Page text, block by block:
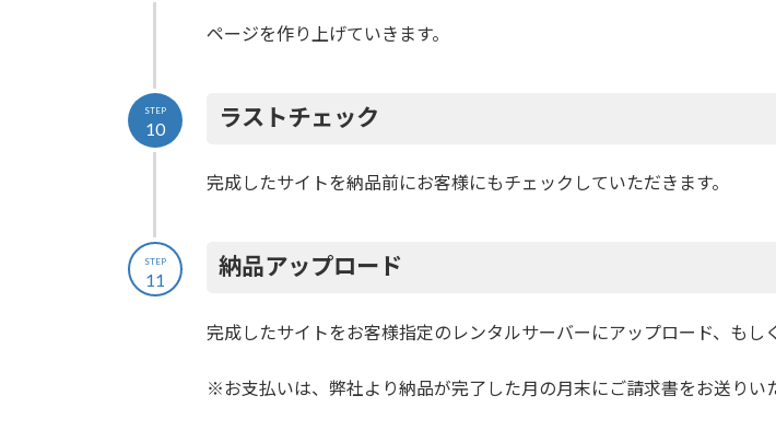
ページを作り上げていきます。
ラストチェック
完成したサイトを納品前にお客様にもチェックしていただきます。
STEP
10
納品アップロード
完成したサイトをお客様指定のレンタルサーバーにアップロード、もし
※お支払いは、弊社より納品が完了した月の月末にご請求書をお送りい
STEP
11